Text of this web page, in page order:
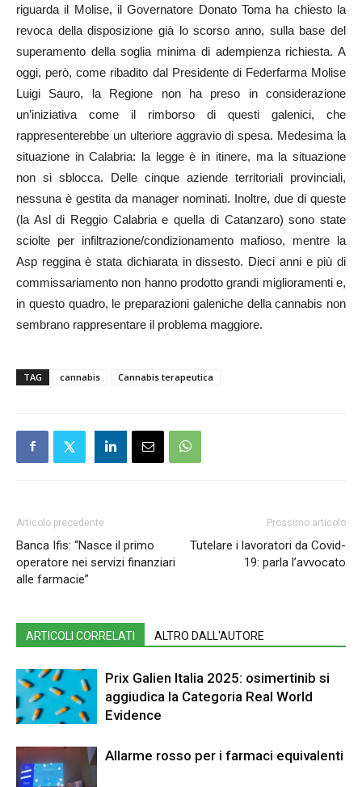
riguarda il Molise, il Governatore Donato Toma ha chiesto la
revoca della disposizione già lo scorso anno, sulla base del
superamento della soglia minima di adempienza richiesta. A
oggi, però, come ribadito dal Presidente di Federfarma Molise
Luigi Sauro, la Regione non ha preso in considerazione
un’iniziativa come il rimborso di questi galenici, che
rappresenterebbe un ulteriore aggravio di spesa. Medesima la
situazione in Calabria: la legge è in itinere, ma la situazione
non si sblocca. Delle cinque aziende territoriali provinciali,
nessuna è gestita da manager nominati. Inoltre, due di queste
(la Asl di Reggio Calabria e quella di Catanzaro) sono state
sciolte per infiltrazione/condizionamento mafioso, mentre la
Asp reggina è stata dichiarata in dissesto. Dieci anni e più di
commissariamento non hanno prodotto grandi miglioramenti e,
in questo quadro, le preparazioni galeniche della cannabis non
sembrano rappresentare il problema maggiore.
TAG cannabis Cannabis terapeutica
Articolo precedente
Banca Ifis: “Nasce il primo
operatore nei servizi finanziari
alle farmacie”
Prossimo articolo
Tutelare i lavoratori da Covid-
19: parla l’avvocato
ARTICOLI CORRELATI ALTRO DALL'AUTORE
Prix Galien Italia 2025: osimertinib si
aggiudica la Categoria Real World
Evidence
Allarme rosso per i farmaci equivalenti